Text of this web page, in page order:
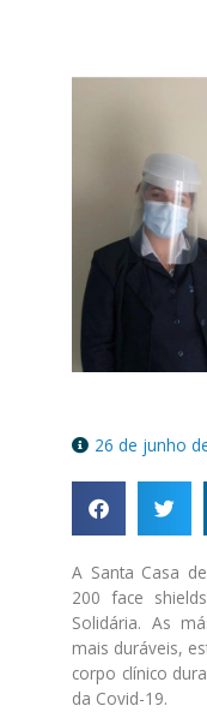
26 de junho
A Santa Casa
200 face
Solidária. As
mais duráveis,
corpo clínico
da Covid-19.